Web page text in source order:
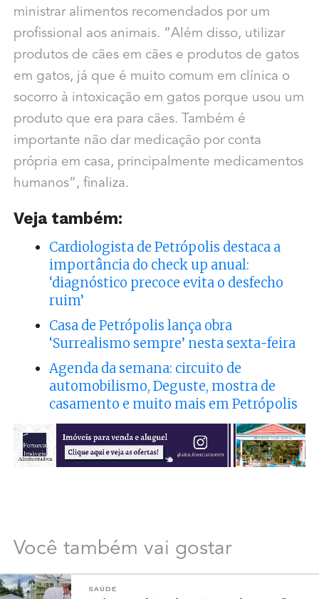
ministrar alimentos recomendados por um
profissional aos animais. “Além disso, utilizar
produtos de cães em cães e produtos de gatos
em gatos, já que é muito comum em clínica o
socorro à intoxicação em gatos porque usou um
produto que era para cães. Também é
importante não dar medicação por conta
própria em casa, principalmente medicamentos
humanos”, finaliza.
Veja também:
Cardiologista de Petrópolis destaca a
importância do check up anual:
‘diagnóstico precoce evita o desfecho
ruim’
Casa de Petrópolis lança obra
‘Surrealismo sempre’ nesta sexta-feira
Agenda da semana: circuito de
automobilismo, Deguste, mostra de
casamento e muito mais em Petrópolis
Você também vai gostar
SAÚDE